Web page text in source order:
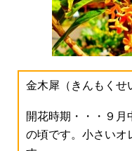
金木犀（きんもくせ
開花時期・・・９月
の頃です。小さいオ